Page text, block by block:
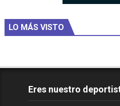
LO MÁS VISTO
Eres nuestro